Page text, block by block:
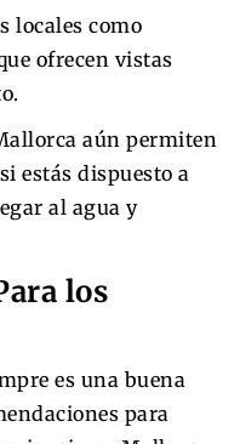
locales como
ofrecen vistas
aún permiten
estás dispuesto a
al agua y
los
es una buena
para